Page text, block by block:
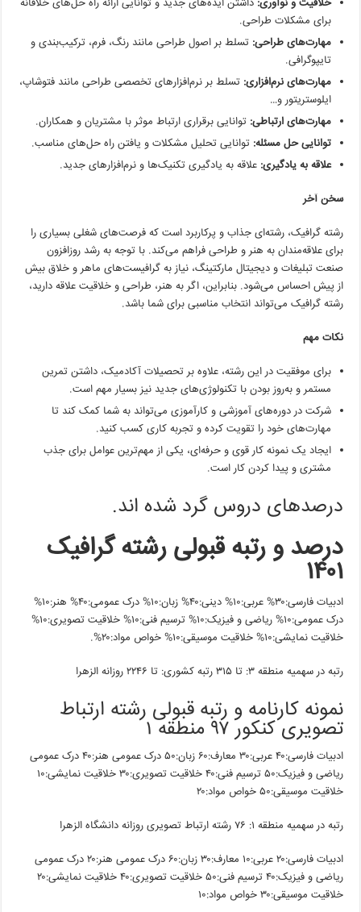
برای مشکلات طراحی.
مهارت‌های طراحی: تسلط بر اصول طراحی مانند رنگ، فرم، ترکیب‌بندی و
تایپوگرافی.
مهارت‌های نرم‌افزاری: تسلط بر نرم‌افزارهای تخصصی طراحی مانند فتوشاپ،
ایلوستریتور و…
مهارت‌های ارتباطی: توانایی برقراری ارتباط موثر با مشتریان و همکاران.
توانایی حل مسئله: توانایی تحلیل مشکلات و یافتن راه حل‌های مناسب.
علاقه به یادگیری: علاقه به یادگیری تکنیک‌ها و نرم‌افزارهای جدید.
سخن آخر
رشته گرافیک، رشته‌ای جذاب و پرکاربرد است که فرصت‌های شغلی بسیاری را
برای علاقه‌مندان به هنر و طراحی فراهم می‌کند. با توجه به رشد روزافزون
صنعت تبلیغات و دیجیتال مارکتینگ، نیاز به گرافیست‌های ماهر و خلاق بیش
از پیش احساس می‌شود. بنابراین، اگر به هنر، طراحی و خلاقیت علاقه دارید،
رشته گرافیک می‌تواند انتخاب مناسبی برای شما باشد.
نکات مهم
برای موفقیت در این رشته، علاوه بر تحصیلات آکادمیک، داشتن تمرین
مستمر و به‌روز بودن با تکنولوژی‌های جدید نیز بسیار مهم است.
شرکت در دوره‌های آموزشی و کارآموزی می‌تواند به شما کمک کند تا
مهارت‌های خود را تقویت کرده و تجربه کاری کسب کنید.
ایجاد یک نمونه کار قوی و حرفه‌ای، یکی از مهم‌ترین عوامل برای جذب
مشتری و پیدا کردن کار است.
درصدهای دروس گرد شده اند.
درصد و رتبه قبولی رشته گرافیک
۱۴۰۱
ادبیات فارسی:۳۰% عربی:۱۰% دینی:۴۰% زبان:۱۰% درک عمومی:۴۰% هنر:۱۰%
درک عمومی:۱۰% ریاضی و فیزیک:۱۰% ترسیم فنی:۱۰% خلاقیت تصویری:۱۰%
خلاقیت نمایشی:۱۰% خلاقیت موسیقی:۱۰% خواص مواد:۲۰%.
رتبه در سهمیه منطقه ۳: تا ۳۱۵ رتبه کشوری: تا ۲۲۴۶ روزانه الزهرا
نمونه کارنامه و رتبه قبولی رشته ارتباط
تصویری کنکور ۹۷ منطقه ۱
ادبیات فارسی:۴۰ عربی:۳۰ معارف:۶۰ زبان:۵۰ درک عمومی هنر:۴۰ درک عمومی
ریاضی و فیزیک:۵۰ ترسیم فنی:۴۰ خلاقیت تصویری:۳۰ خلاقیت نمایشی:۱۰
خلاقیت موسیقی:۵۰ خواص مواد:۲۰
رتبه در سهمیه منطقه ۱: ۷۶ رشته ارتباط تصویری روزانه دانشگاه الزهرا
ادبیات فارسی:۲۰ عربی:۱۰ معارف:۳۰ زبان:۶۰ درک عمومی هنر:۲۰ درک عمومی
ریاضی و فیزیک:۴۰ ترسیم فنی:۵۰ خلاقیت تصویری:۴۰ خلاقیت نمایشی:۲۰
خلاقیت موسیقی:۳۰ خواص مواد:۱۰